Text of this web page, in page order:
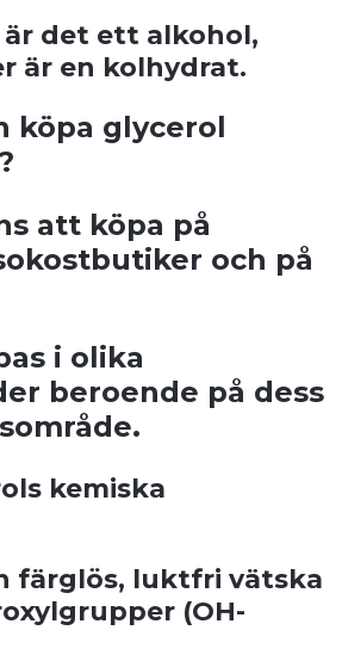
det ett alkohol,
är en kolhydrat.
köpa glycerol
att köpa på
och på
i olika
beroende på dess
kemiska
färglös, luktfri vätska
(OH-